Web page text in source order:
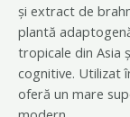
și extract de
plantă
tropicale din Asia
cognitive. Utilizat
oferă un mare